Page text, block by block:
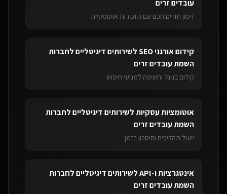
עובדים זרים
זימון תורים חכם עם תזכורות אוטומטיות
קידום אורגני SEO לשירותים דיגיטליים לחברות
השמת עובדים זרים
קידום בגוגל וחשיפה למנועי חיפוש
אוטומציות עסקיותלשירותים דיגיטליים לחברות
השמת עובדים זרים
ייעול תהליכים וחיסכון בזמן
אינטגרציות ו-API לשירותים דיגיטליים לחברות
השמת עובדים זרים